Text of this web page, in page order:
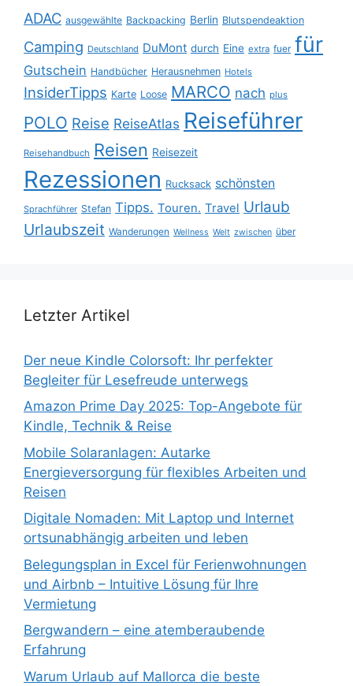
ADAC ausgewählte Backpacking Berlin Blutspendeaktion
Camping Deutschland DuMont durch Eine extra fuer für
Gutschein Handbücher Herausnehmen Hotels
InsiderTipps Karte Loose MARCO nach plus
POLO Reise ReiseAtlas Reiseführer
Reisehandbuch Reisen Reisezeit
Rezessionen Rucksack schönsten
Sprachführer Stefan Tipps. Touren. Travel Urlaub
Urlaubszeit Wanderungen Wellness Welt zwischen über
Letzter Artikel
Der neue Kindle Colorsoft: Ihr perfekter
Begleiter für Lesefreude unterwegs
Amazon Prime Day 2025: Top-Angebote für
Kindle, Technik & Reise
Mobile Solaranlagen: Autarke
Energieversorgung für flexibles Arbeiten und
Reisen
Digitale Nomaden: Mit Laptop und Internet
ortsunabhängig arbeiten und leben
Belegungsplan in Excel für Ferienwohnungen
und Airbnb – Intuitive Lösung für Ihre
Vermietung
Bergwandern – eine atemberaubende
Erfahrung
Warum Urlaub auf Mallorca die beste